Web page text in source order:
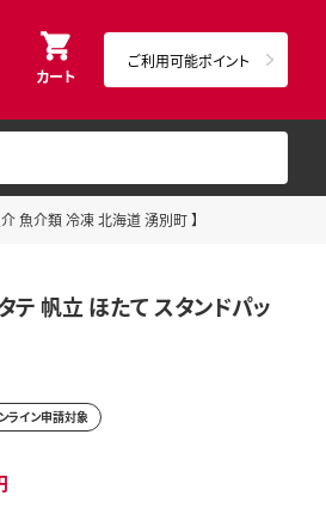
カート
ご利用可能ポイント
魚介類 冷凍 北海道 湧別町 】
テ 帆立 ほたて スタンドパッ
ライン申請対象